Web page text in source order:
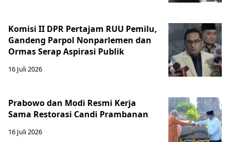
Komisi II DPR Pertajam RUU Pemilu,
Gandeng Parpol Nonparlemen dan
Ormas Serap Aspirasi Publik
16 Juli 2026
Prabowo dan Modi Resmi Kerja
Sama Restorasi Candi Prambanan
16 Juli 2026